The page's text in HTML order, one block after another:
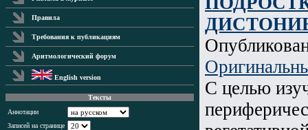
Правила
Требования к публикациям
Аритмологический форум
English version
Тексты
Аннотации
Записей на странице
С целью